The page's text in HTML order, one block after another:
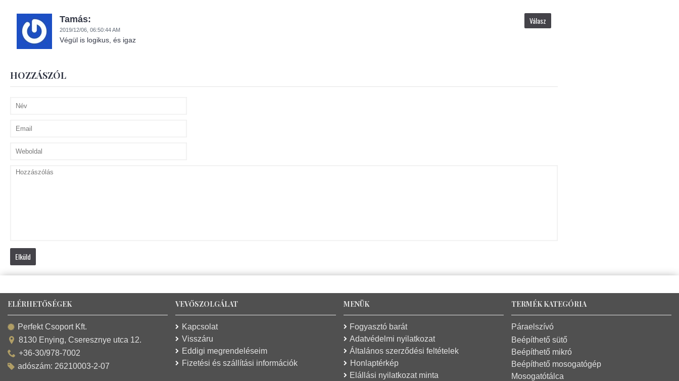
Tamás:
2019/12/06, 06:50:44 AM
Válasz
Végül is logikus, és igaz
HOZZÁSZÓL
Elküld
ELÉRHETŐSÉGEK
Perfekt Csoport Kft.
8130 Enying, Cseresznye utca 12.
+36-30/978-7002
adószám: 26210003-2-07
VEVŐSZOLGÁLAT
Kapcsolat
Visszáru
Eddigi megrendeléseim
Fizetési és szállítási információk
MENÜK
Fogyasztó barát
Adatvédelmi nyilatkozat
Általános szerződési feltételek
Honlaptérkép
Elállási nyilatkozat minta
TERMÉK KATEGÓRIA
Páraelszívó
Beépíthető sütő
Beépíthető mikró
Beépíthető mosogatógép
Mosogatótálca